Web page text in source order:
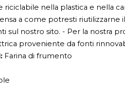
riciclabile nella plastica e nella
a come potresti riutilizzarne
sul nostro sito. - Per la nostra
proveniente da fonti
Farina di frumento